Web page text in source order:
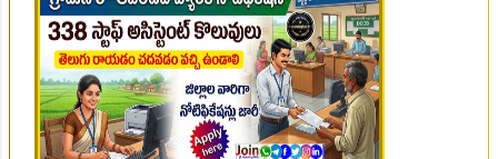
👆Online Applications Ends on 07-August-2026